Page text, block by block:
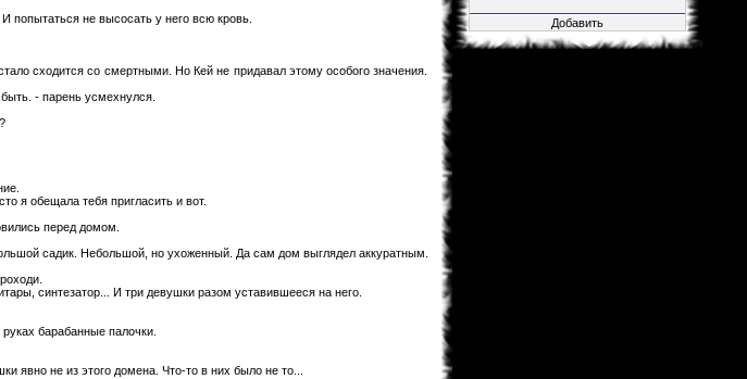
можно за авторизацию не
переживать. а остальное закрыто,
ибо много там битого, да и вся
попытаться не высосать у него всю кровь.
сходится со смертными. Но Кей не придавал этому особого значения.
- парень усмехнулся.
я обещала тебя пригласить и вот.
перед домом.
садик. Небольшой, но ухоженный. Да сам дом выглядел аккуратным.
синтезатор... И три девушки разом уставившееся на него.
барабанные палочки.
явно не из этого домена. Что-то в них было не то...